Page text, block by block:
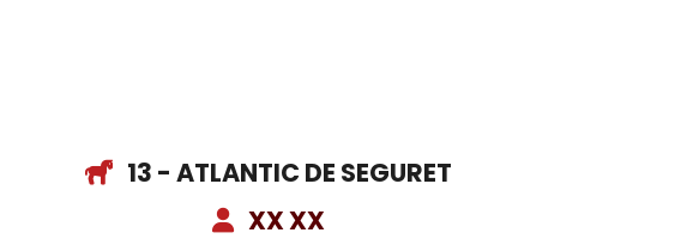
13 - ATLANTIC DE SEGURET
XX XX